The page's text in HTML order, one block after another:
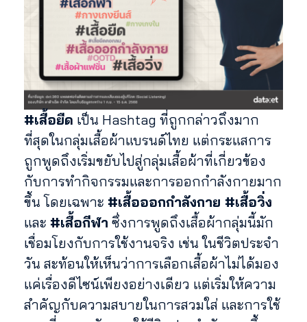
#เสื้อยืด เป็น Hashtag ที่ถูกกล่าวถึงมาก
ที่สุดในกลุ่มเสื้อผ้าแบรนด์ไทย แต่กระแสการ
ถูกพูดถึงเริ่มขยับไปสู่กลุ่มเสื้อผ้าที่เกี่ยวข้อง
กับการทำกิจกรรมและการออกกำลังกายมาก
ขึ้น โดยเฉพาะ #เสื้อออกกำลังกาย #เสื้อวิ่ง
และ #เสื้อกีฬา ซึ่งการพูดถึงเสื้อผ้ากลุ่มนี้มัก
เชื่อมโยงกับการใช้งานจริง เช่น ในชีวิตประจำ
วัน สะท้อนให้เห็นว่าการเลือกเสื้อผ้าไม่ได้มอง
แค่เรื่องดีไซน์เพียงอย่างเดียว แต่เริ่มให้ความ
สำคัญกับความสบายในการสวมใส่ และการใช้